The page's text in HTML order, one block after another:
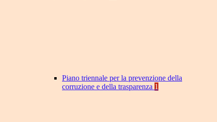
Piano triennale per la prevenzione della
corruzione e della trasparenza 1